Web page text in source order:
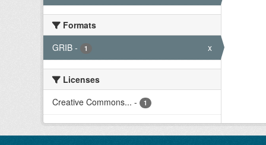
Formats
GRIB - 1 x
Licenses
Creative Commons... - 1